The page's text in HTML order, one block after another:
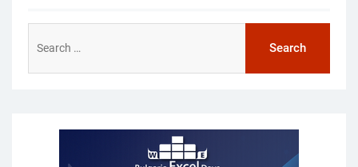
for: